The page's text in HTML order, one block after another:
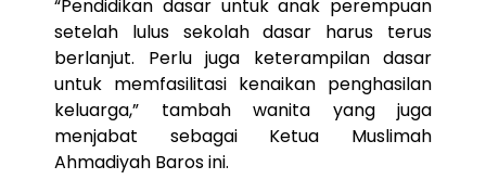
“Pendidikan dasar untuk anak perempuan
setelah lulus sekolah dasar harus terus
berlanjut. Perlu juga keterampilan dasar
untuk memfasilitasi kenaikan penghasilan
keluarga,” tambah wanita yang juga
menjabat sebagai Ketua Muslimah
Ahmadiyah Baros ini.